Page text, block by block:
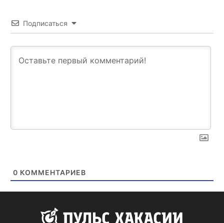
Подписаться
0 КОММЕНТАРИЕВ